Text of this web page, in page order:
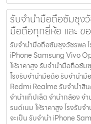
รับจำนำมือถือซัมซุง
มือถือทุกยี่ห้อ และ ข
รับจำนำมือถือซัมซุงวัชรพล
iPhone Samsung Vivo
ให้ราคาสูง รับจำนำมือถือซั
โรงรับจำนำมือถือ รับจำนำ
Redmi Realme รับจำนำสิน
จำนำแท็ปเล็ต จำนำกล้อง จ
รนด์เนม ให้ราคาสูง โรงรับ
จะเป็น รับจำนำ iPhone